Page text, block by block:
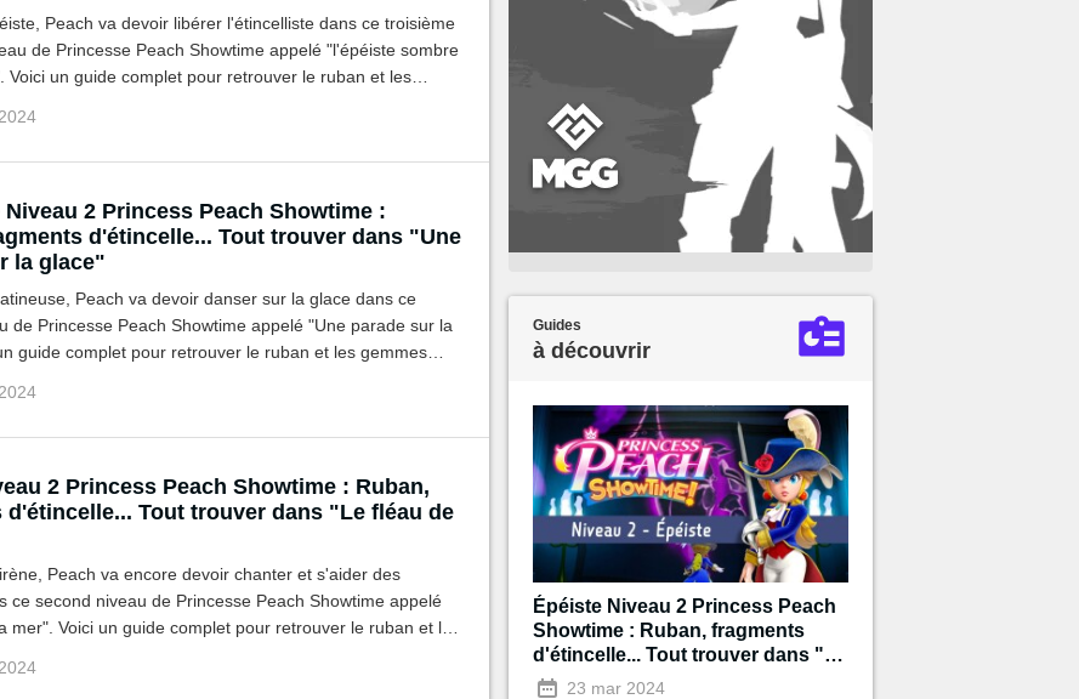
Peach va devoir libérer l'étincelliste dans ce troisième
de Princesse Peach Showtime appelé "l'épéiste sombre
Voici un guide complet pour retrouver le ruban et les
Niveau 2 Princess Peach Showtime :
d'étincelle... Tout trouver dans "Une
la glace"
Peach va devoir danser sur la glace dans ce
de Princesse Peach Showtime appelé "Une parade sur la
guide complet pour retrouver le ruban et les gemmes
2 Princess Peach Showtime : Ruban,
d'étincelle... Tout trouver dans "Le fléau de
Peach va encore devoir chanter et s'aider des
ce second niveau de Princesse Peach Showtime appelé
mer". Voici un guide complet pour retrouver le ruban et les
Guides
à découvrir
Épéiste Niveau 2 Princess Peach
Showtime : Ruban, fragments
d'étincelle... Tout trouver dans "Le
château hanté"
23 mar 2024